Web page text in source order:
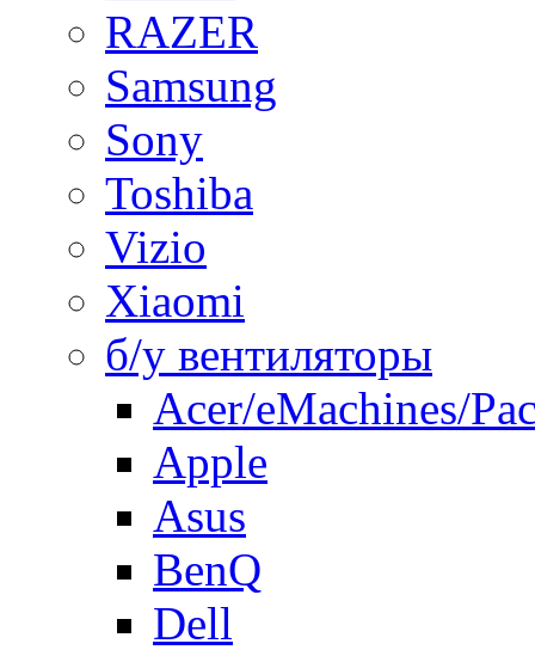
RAZER
Samsung
Sony
Toshiba
Vizio
Xiaomi
б/у вентиляторы
Acer/eMachines/
Apple
Asus
BenQ
Dell